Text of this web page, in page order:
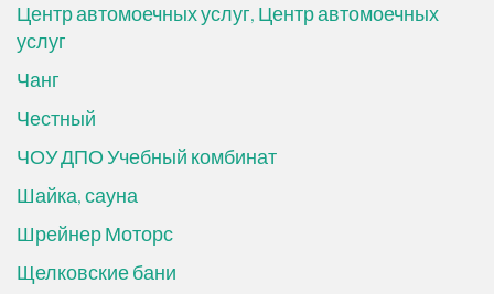
Центр автомоечных услуг, Центр автомоечных
услуг
Чанг
Честный
ЧОУ ДПО Учебный комбинат
Шайка, сауна
Шрейнер Моторс
Щелковские бани